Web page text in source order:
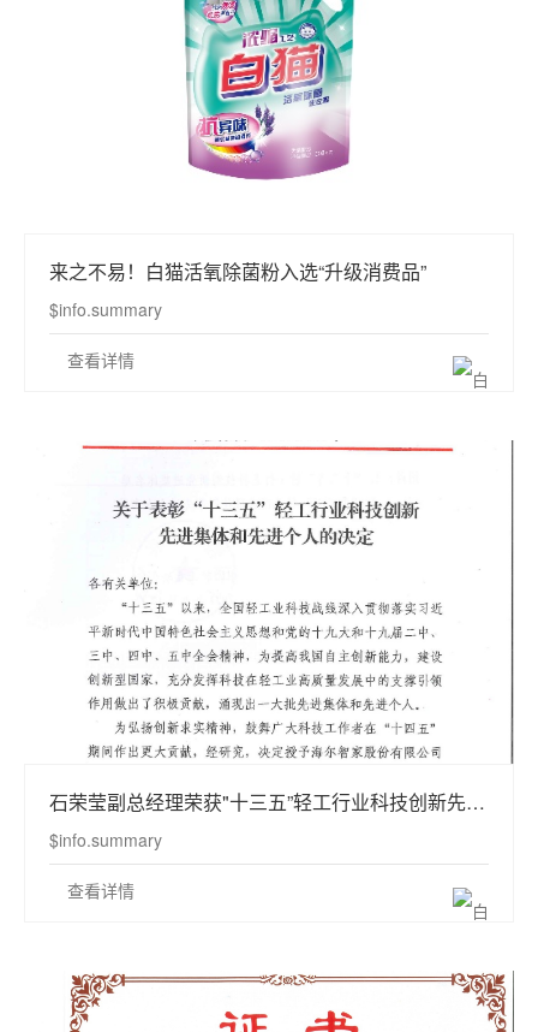
来之不易！白猫活氧除菌粉入选“升级消费品”
$info.summary
查看详情
石荣莹副总经理荣获"十三五”轻工行业科技创新先进个人称号
$info.summary
查看详情